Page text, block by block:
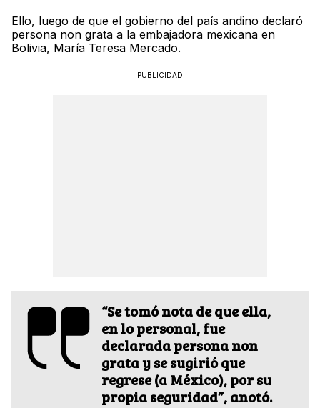
Ello, luego de que el gobierno del país andino declaró
persona non grata a la embajadora mexicana en
Bolivia, María Teresa Mercado.
PUBLICIDAD
“Se tomó nota de que ella,
en lo personal, fue
declarada persona non
grata y se sugirió que
regrese (a México), por su
propia seguridad”, anotó.